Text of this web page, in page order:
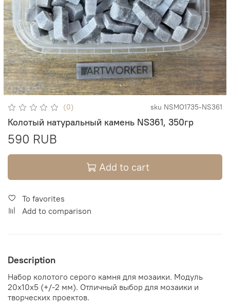
(0) sku NSMO1735-NS361
Колотый натуральный камень NS361, 350гр
590 RUB
Add to cart
To favorites
Add to comparison
Description
Набор колотого серого камня для мозаики. Модуль
20х10х5 (+/-2 мм). Отличный выбор для мозаики и
творческих проектов.